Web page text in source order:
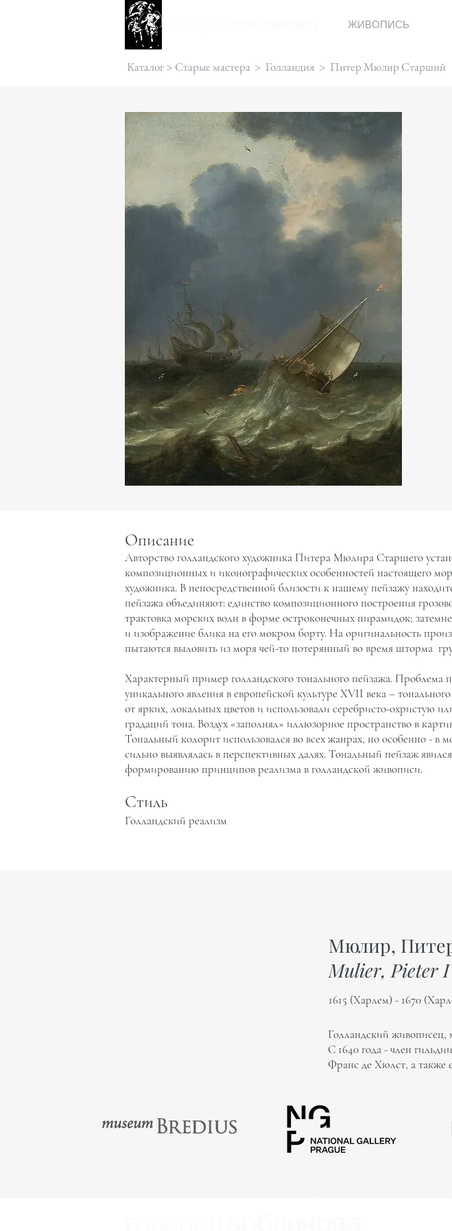
ЖИВОПИСЬ
Каталог> Старые мастера > Голландия > Питер Мюлир Старший
Описание
Авторство голландского художника Питера Мюлира Старшего
композиционных и иконографических особенностей настоящего
художника. В непосредственной близости к нашему пейзажу
пейзажа объединяют: единство композиционного построения
трактовка морских волн в форме остроконечных пирамидок;
и изображение блика на его мокром борту. На оригинальность
пытаются выловить из моря чей-то потерянный во время шторма
Характерный пример голландского тонального пейзажа. Проблема
уникального явления в европейской культуре XVII века –
от ярких, локальных цветов и использовали серебристо-охристую
градаций тона. Воздух «заполнял» иллюзорное пространство в
Тональный колорит использовался во всех жанрах, но особенно - в
сильно выявлялась в перспективных далях. Тональный пейзаж
формированию принципов реализма в голландской живописи.
Стиль
Голландский реализм
Мюлир,
Mulier, Pieter I
1615 (Харлем) - 1670
Голландский живописец,
С 1640 года - член
Франс де Хюлст, а